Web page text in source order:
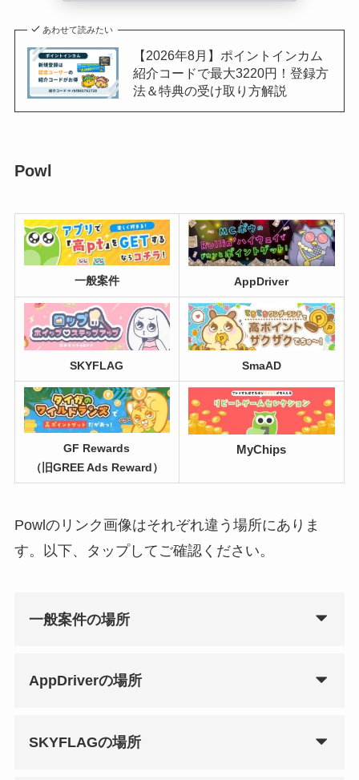
あわせて読みたい
【2026年8月】ポイントインカム
紹介コードで最大3220円！登録方
法＆特典の受け取り方解説
Powl
一般案件 AppDriver
SKYFLAG SmaAD
GF Rewards
（旧GREE Ads Reward）
MyChips
Powlのリンク画像はそれぞれ違う場所にありま
す。以下、タップしてご確認ください。
一般案件の場所
AppDriverの場所
SKYFLAGの場所